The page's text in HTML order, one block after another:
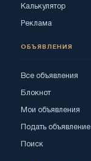
Калькулятор
Реклама
ОБЪЯВЛЕНИЯ
Все объявления
Блокнот
Мои объявления
Подать объявление
Поиск